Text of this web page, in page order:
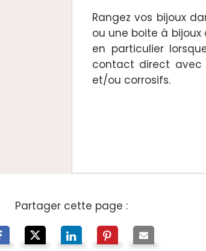
Rangez vos bijoux
ou une boite à
en particulier
contact direct avec
et/ou corrosifs.
Partager cette page :